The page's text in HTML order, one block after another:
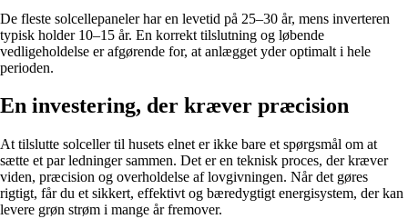
De fleste solcellepaneler har en levetid på 25–30 år, mens inverteren
typisk holder 10–15 år. En korrekt tilslutning og løbende
vedligeholdelse er afgørende for, at anlægget yder optimalt i hele
perioden.
En investering, der kræver præcision
At tilslutte solceller til husets elnet er ikke bare et spørgsmål om at
sætte et par ledninger sammen. Det er en teknisk proces, der kræver
viden, præcision og overholdelse af lovgivningen. Når det gøres
rigtigt, får du et sikkert, effektivt og bæredygtigt energisystem, der kan
levere grøn strøm i mange år fremover.